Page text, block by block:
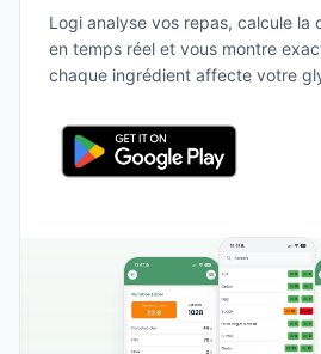
Logi analyse vos repas, calcule la
en temps réel et vous montre
chaque ingrédient affecte votre